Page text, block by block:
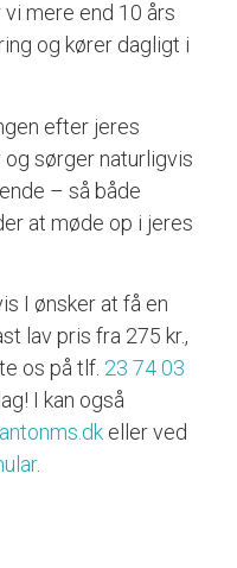
vi mere end 10 års
og kører dagligt i
efter jeres
sørger naturligvis
– så både
at møde op i jeres
I ønsker at få en
lav pris fra 275 kr.,
os på tlf. 23 74 03
I kan også
eller ved
.